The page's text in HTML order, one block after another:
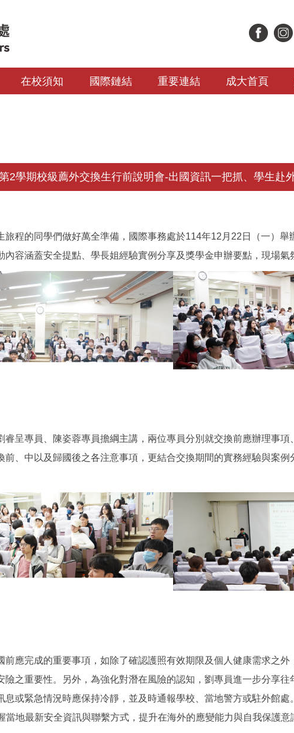
在校須知 國際鏈結 重要連結 成大首頁
2學期校級薦外交換生行前說明會-出國資訊一把抓、學生赴
旅程的同學們做好萬全準備，國際事務處於114年12月22日（一）
內容涵蓋安全提點、學長姐經驗實例分享及獎學金申辦要點，現場氣
睿呈專員、陳姿蓉專員擔綱主講，兩位專員分別就交換前應辦理事
前、中以及歸國後之各注意事項，更結合交換期間的實務經驗與案
前應完成的重要事項，如除了確認護照有效期限及個人健康需求之
險之重要性。另外，為強化對潛在風險的認知，劉專員進一步分享
息或緊急情況時應保持冷靜，並及時通報學校、當地警方或駐外館
當地最新安全資訊與聯繫方式，提升在海外的應變能力與自我保護意